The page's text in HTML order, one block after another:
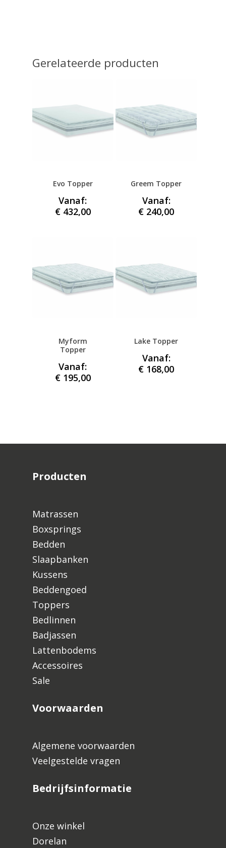
Gerelateerde producten
Evo Topper
Vanaf:
€432,00
Greem Topper
Vanaf:
€ 240,00
Myform
Topper
Vanaf:
€195,00
Lake Topper
Vanaf:
€ 168,00
Producten
Matrassen
Boxsprings
Bedden
Slaapbanken
Kussens
Beddengoed
Toppers
Bedlinnen
Badjassen
Lattenbodems
Accessoires
Sale
Voorwaarden
Algemene voorwaarden
Veelgestelde vragen
Bedrijfsinformatie
Onze winkel
Dorelan